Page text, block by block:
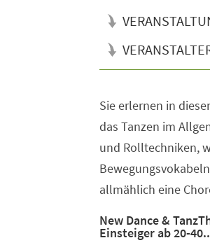
Sie erlernen in
das Tanzen im
und Rolltechniken,
allmählich eine
New Dance &
Einsteiger ab 20-